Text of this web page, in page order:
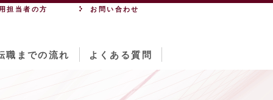
担当者の方 お問い合わせ
職までの流れ よくある質問